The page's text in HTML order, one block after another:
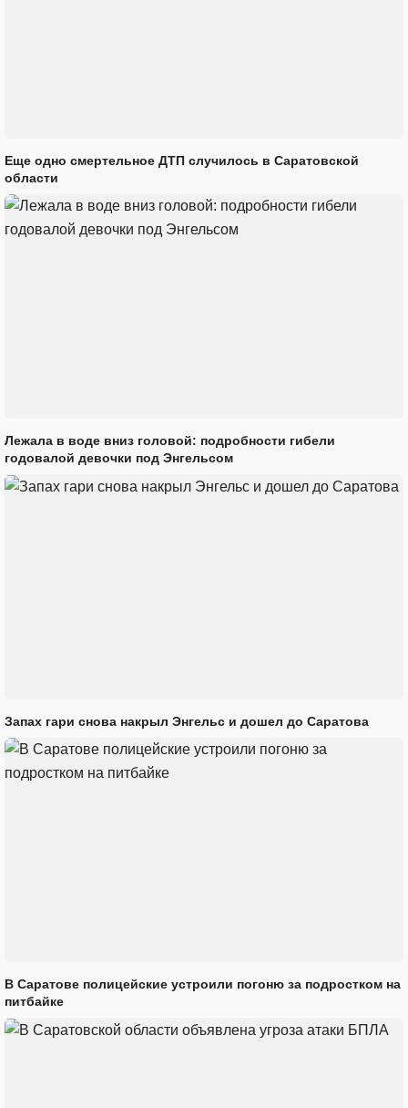
Еще одно смертельное ДТП случилось в Саратовской
области
Лежала в воде вниз головой: подробности гибели
годовалой девочки под Энгельсом
Запах гари снова накрыл Энгельс и дошел до Саратова
В Саратове полицейские устроили погоню за подростком на
питбайке